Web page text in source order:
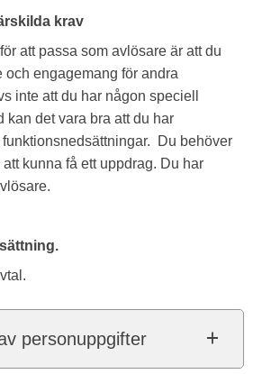
krav
att passa som avlösare är att du
och engagemang för andra
inte att du har någon speciell
kan det vara bra att du har
Du behöver
kunna få ett uppdrag. Du har
personuppgifter